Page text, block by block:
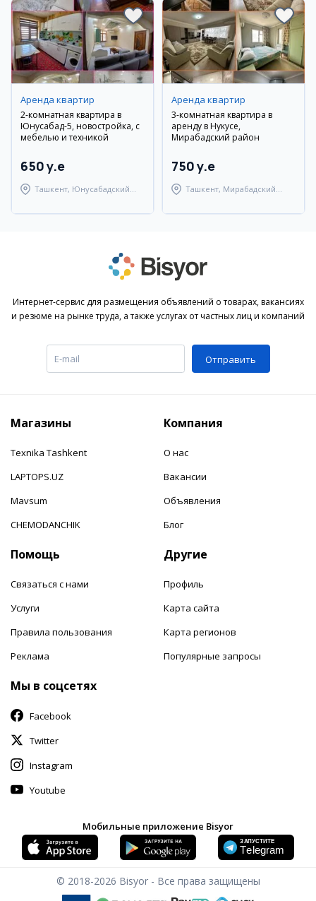
Аренда квартир
2-комнатная квартира в
Юнусабад-5, новостройка, с
мебелью и техникой
650 y.e
Ташкент, Юнусабадский
Аренда квартир
3-комнатная квартира в
аренду в Нукусе,
Мирабадский район
750 y.e
Ташкент, Мирабадский
Интернет-сервис для размещения объявлений о товарах, вакансиях
и резюме на рынке труда, а также услугах от частных лиц и компаний
Отправить
Магазины
Texnika Tashkent
LAPTOPS.UZ
Mavsum
CHEMODANCHIK
Компания
О нас
Вакансии
Объявления
Блог
Помощь
Связаться с нами
Услуги
Правила пользования
Реклама
Другие
Профиль
Карта сайта
Карта регионов
Популярные запросы
Мы в соцсетях
Facebook
Twitter
Instagram
Youtube
Мобильные приложение Bisyor
© 2018-2026 Bisyor - Все права защищены